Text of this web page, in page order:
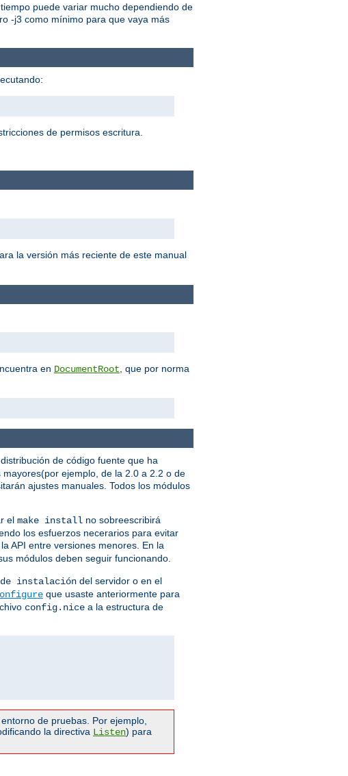
puede variar mucho dependiendo de
-j3 como mínimo para que vaya más
de permisos escritura.
la versión más reciente de este manual
en DocumentRoot , que por norma
de código fuente que ha
ejemplo, de la 2.0 a 2.2 o de
ajustes manuales. Todos los módulos
el make install no sobreescribirá
los esfuerzos necerarios para evitar
API entre versiones menores. En la
módulos deben seguir funcionando.
de instalación del servidor o en el
que usaste anteriormente para
config.nice a la estructura de
de pruebas. Por ejemplo,
la directiva Listen) para